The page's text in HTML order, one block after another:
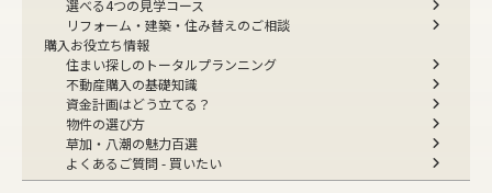
選べる4つの見学コース
リフォーム・建築・住み替えのご相談
購入お役立ち情報
住まい探しのトータルプランニング
不動産購入の基礎知識
資金計画はどう立てる？
物件の選び方
草加・八潮の魅力百選
よくあるご質問 - 買いたい